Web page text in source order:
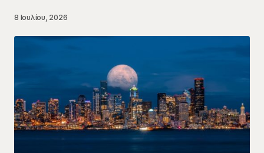
8 Ιουλίου, 2026